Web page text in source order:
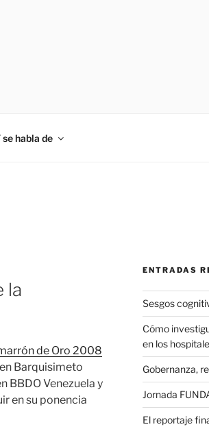
se habla de
la
de Oro 2008
Barquisimeto
BBDO Venezuela y
en su ponencia
ENTRADAS
Sesgos
Cómo
en los
Gobernanza,
Jornada
El reportaje